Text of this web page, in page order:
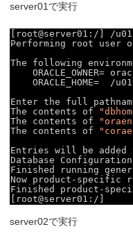
server01で実行
[root@server01:/] /
Performing root user
The following
ORACLE_OWNER=
ORACLE_HOME= /
Enter the full
The contents of
The contents of
The contents of
Entries will be added
Database
Finished running
Now product-specific
Finished product-
[root@server01:/]
server02で実行